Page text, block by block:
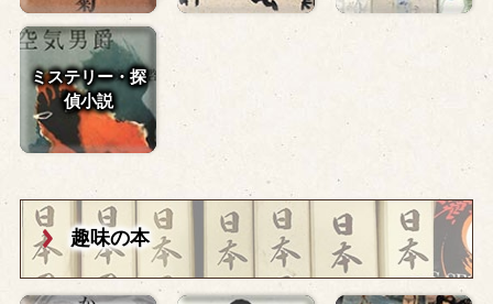
ミステリー・探
偵小説
趣味の本